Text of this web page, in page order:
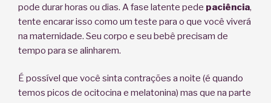
pode durar horas ou dias. A fase latente pede paciência,
tente encarar isso como um teste para o que você viverá
na maternidade. Seu corpo e seu bebê precisam de
tempo para se alinharem.
É possível que você sinta contrações a noite (é quando
temos picos de ocitocina e melatonina) mas que na parte